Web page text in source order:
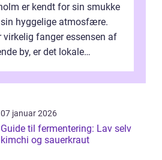
er kendt for sin smukke
hyggelige atmosfære.
virkelig fanger essensen af
by, er det lokale
07 januar 2026
Guide til fermentering: Lav selv
kimchi og sauerkraut